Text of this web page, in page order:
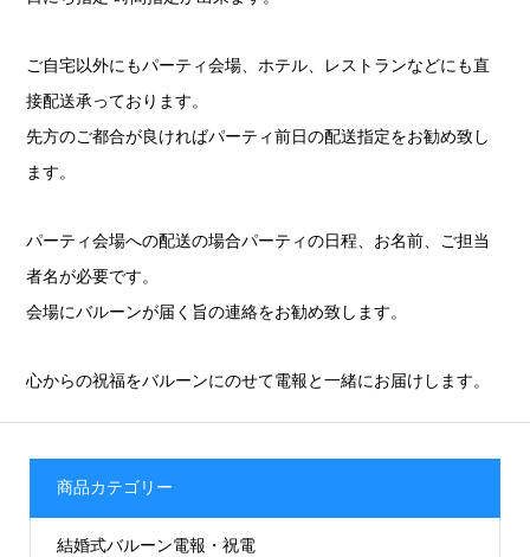
ご自宅以外にもパーティ会場、ホテル、レストランなどにも直
接配送承っております。
先方のご都合が良ければパーティ前日の配送指定をお勧め致し
ます。
パーティ会場への配送の場合パーティの日程、お名前、ご担当
者名が必要です。
会場にバルーンが届く旨の連絡をお勧め致します。
心からの祝福をバルーンにのせて電報と一緒にお届けします。
商品カテゴリー
結婚式バルーン電報・祝電